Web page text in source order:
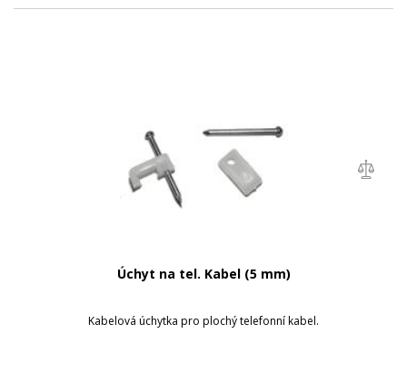
Úchyt na tel. Kabel (5 mm)
Kabelová úchytka pro plochý telefonní kabel.